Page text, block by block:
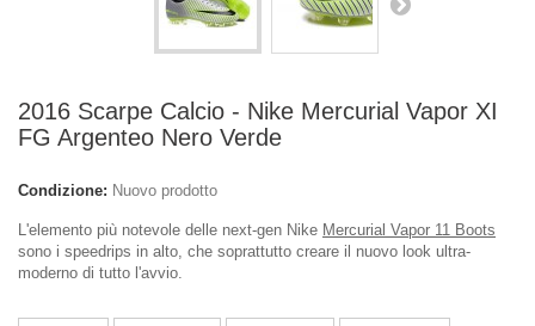
2016 Scarpe Calcio - Nike Mercurial Vapor XI
FG Argenteo Nero Verde
Condizione: Nuovo prodotto
L'elemento più notevole delle next-gen Nike Mercurial Vapor 11 Boots
sono i speedrips in alto, che soprattutto creare il nuovo look ultra-
moderno di tutto l'avvio.